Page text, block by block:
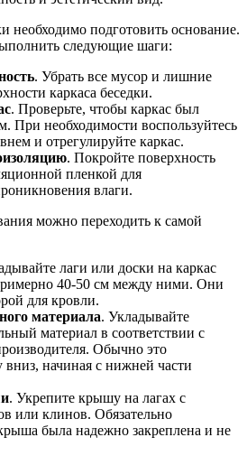
необходимо подготовить основание.
следующие шаги:
. Убрать все мусор и лишние
каркаса беседки.
. Проверьте, чтобы каркас был
При необходимости воспользуйтесь
и отрегулируйте каркас.
. Покройте поверхность
пленкой для
влаги.
можно переходить к самой
лаги или доски на каркас
40-50 см между ними. Они
для кровли.
материала. Укладывайте
материал в соответствии с
Обычно это
вниз, начиная с нижней части
. Укрепите крышу на лагах с
или клинов. Обязательно
была надежно закреплена и не